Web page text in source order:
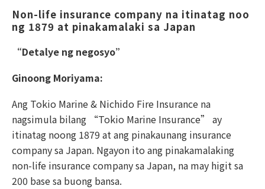
Non-life insurance company na itinatag noo
ng 1879 at pinakamalaki sa Japan
“Detalye ng negosyo”
Ginoong Moriyama:
Ang Tokio Marine & Nichido Fire Insurance na
nagsimula bilang “Tokio Marine Insurance” ay
itinatag noong 1879 at ang pinakaunang insurance
company sa Japan. Ngayon ito ang pinakamalaking
non-life insurance company sa Japan, na may higit sa
200 base sa buong bansa.